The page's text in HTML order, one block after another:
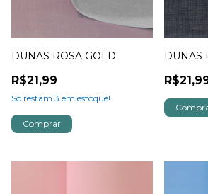
DUNAS ROSA GOLD
R$21,99
Só restam 3 em estoque!
DUNAS